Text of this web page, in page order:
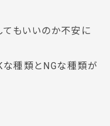
てもいいのか不安に
な種類とNGな種類が